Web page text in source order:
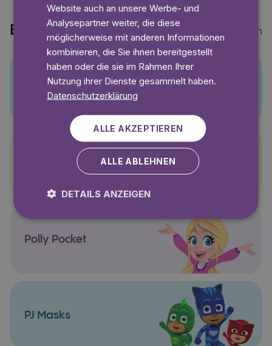
Entdecke auch Mehr anzeigen
Pettersson und Findus
Polly Pocket
PJ Masks
Website auch an unsere Werbe- und
Analysepartner weiter, die diese
möglicherweise mit anderen Informationen
kombinieren, die Sie ihnen bereitgestellt
haben oder die sie im Rahmen Ihrer
Nutzung ihrer Dienste gesammelt haben.
Datenschutzerklärung
ALLE AKZEPTIEREN
ALLE ABLEHNEN
DETAILS ANZEIGEN